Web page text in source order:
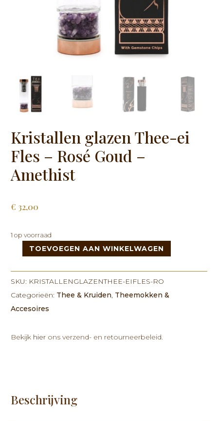
Kristallen glazen Thee-ei
Fles – Rosé Goud –
Amethist
€ 32,00
1 op voorraad
Kristallen
Fles
-
TOEVOEGEN AAN WINKELWAGEN
SKU: KRISTALLENGLAZENTHEE-EIFLES-RO
Categorieën: Thee & Kruiden, Theemokken &
Accesoires
Bekijk hier ons verzend- en retourneerbeleid.
Beschrijving